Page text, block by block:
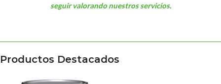
seguir valorando nuestros servicios.
Productos Destacados